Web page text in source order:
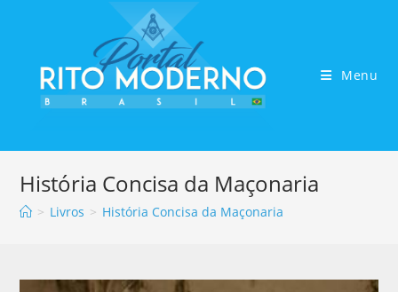
Menu
História Concisa da Maçonaria
> Livros > História Concisa da Maçonaria